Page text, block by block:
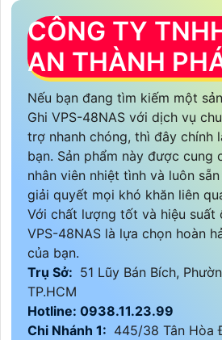
CÔNG TY
AN THÀNH
Nếu bạn đang tìm kiếm một
Ghi VPS-48NAS với dịch vụ
trợ nhanh chóng, thì đây chính
bạn. Sản phẩm này được cung
nhân viên nhiệt tình và luôn
giải quyết mọi khó khăn liên
Với chất lượng tốt và hiệu suất
VPS-48NAS là lựa chọn hoàn
của bạn.
Trụ Sở: 51 Lũy Bán Bích,
TP.HCM
Hotline: 0938.11.23.99
Chi Nhánh 1: 445/38 Tân Hòa